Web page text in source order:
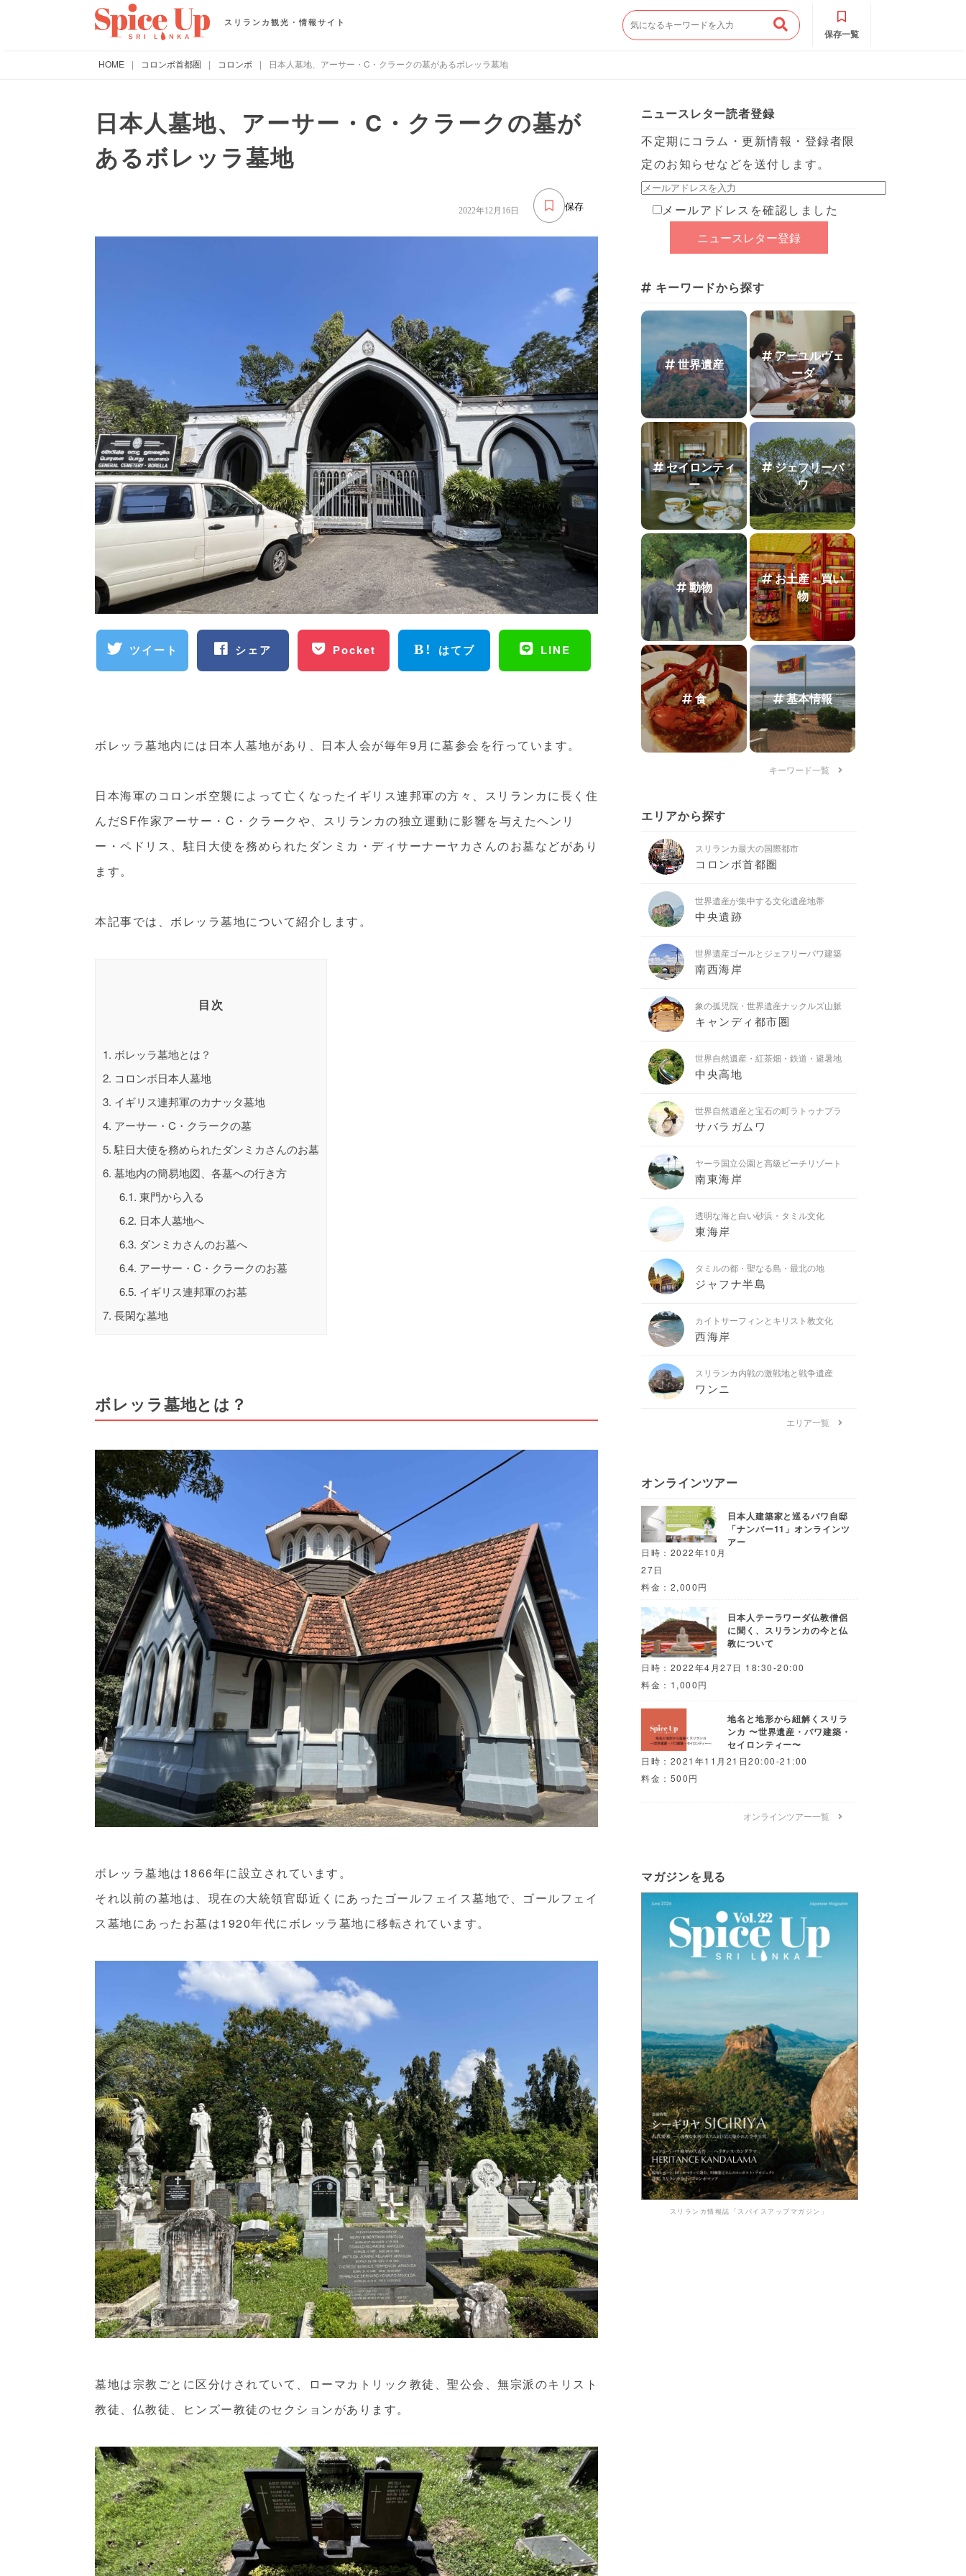
スリランカ観光・情報サイト
保存一覧
HOME | コロンボ首都圏 | コロンボ | 日本人墓地、アーサー・C・クラークの墓があるボレッラ墓地
日本人墓地、アーサー・C・クラークの墓が
あるボレッラ墓地
保存
2022年12月16日
ツイート シェア Pocket はてブ LINE
ボレッラ墓地内には日本人墓地があり、日本人会が毎年9月に墓参会を行っています。
日本海軍のコロンボ空襲によって亡くなったイギリス連邦軍の方々、スリランカに長く住
んだSF作家アーサー・C・クラークや、スリランカの独立運動に影響を与えたヘンリ
ー・ペドリス、駐日大使を務められたダンミカ・ディサーナーヤカさんのお墓などがあり
ます。
本記事では、ボレッラ墓地について紹介します。
目次
1. ボレッラ墓地とは？
2. コロンボ日本人墓地
3. イギリス連邦軍のカナッタ墓地
4. アーサー・C・クラークの墓
5. 駐日大使を務められたダンミカさんのお墓
6. 墓地内の簡易地図、各墓への行き方
6.1. 東門から入る
6.2. 日本人墓地へ
6.3. ダンミカさんのお墓へ
6.4. アーサー・C・クラークのお墓
6.5. イギリス連邦軍のお墓
7. 長閑な墓地
ボレッラ墓地とは？
ボレッラ墓地は1866年に設立されています。
それ以前の墓地は、現在の大統領官邸近くにあったゴールフェイス墓地で、ゴールフェイ
ス墓地にあったお墓は1920年代にボレッラ墓地に移転されています。
墓地は宗教ごとに区分けされていて、ローマカトリック教徒、聖公会、無宗派のキリスト
教徒、仏教徒、ヒンズー教徒のセクションがあります。
ニュースレター読者登録
不定期にコラム・更新情報・登録者限
定のお知らせなどを送付します。
メールアドレスを確認しました
キーワードから探す
世界遺産
アーユルヴェ
ーダ
セイロンティ
ー
ジェフリーバ
ワ
動物
お土産・買い
物
食 基本情報
キーワード一覧
エリアから探す
スリランカ最大の国際都市
コロンボ首都圏
世界遺産が集中する文化遺産地帯
中央遺跡
世界遺産ゴールとジェフリーバワ建築
南西海岸
象の孤児院・世界遺産ナックルズ山脈
キャンディ都市圏
世界自然遺産・紅茶畑・鉄道・避暑地
中央高地
世界自然遺産と宝石の町ラトゥナプラ
サバラガムワ
ヤーラ国立公園と高級ビーチリゾート
南東海岸
透明な海と白い砂浜・タミル文化
東海岸
タミルの都・聖なる島・最北の地
ジャフナ半島
カイトサーフィンとキリスト教文化
西海岸
スリランカ内戦の激戦地と戦争遺産
ワンニ
エリア一覧
オンラインツアー
日本人建築家と巡るバワ自邸
「ナンバー11」オンラインツ
アー
日時：2022年10月
27日
料金：2,000円
日本人テーラワーダ仏教僧侶
に聞く、スリランカの今と仏
教について
日時：2022年4月27日 18:30-20:00
料金：1,000円
地名と地形から紐解くスリラ
ンカ 〜世界遺産・バワ建築・
セイロンティー〜
日時：2021年11月21日20:00-21:00
料金：500円
オンラインツアー一覧
マガジンを見る
スリランカ情報誌「スパイスアップマガジン」